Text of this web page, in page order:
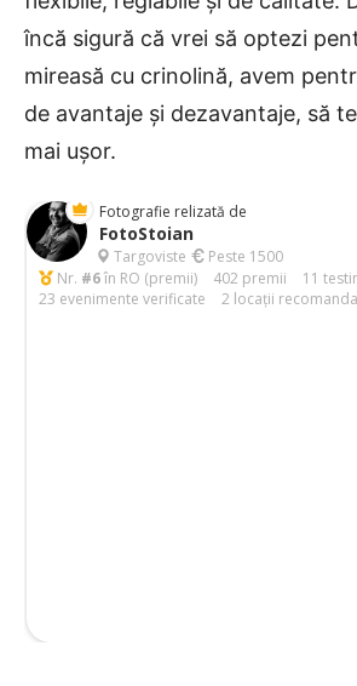
încă sigură că vrei să optezi
mireasă cu crinolină, avem
de avantaje și dezavantaje, să
mai ușor.